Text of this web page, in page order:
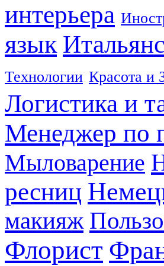
интерьера
язык
Технологии Красота и
Логистика и
Менеджер по
Мыловарение
ресниц
макияж
Флорист